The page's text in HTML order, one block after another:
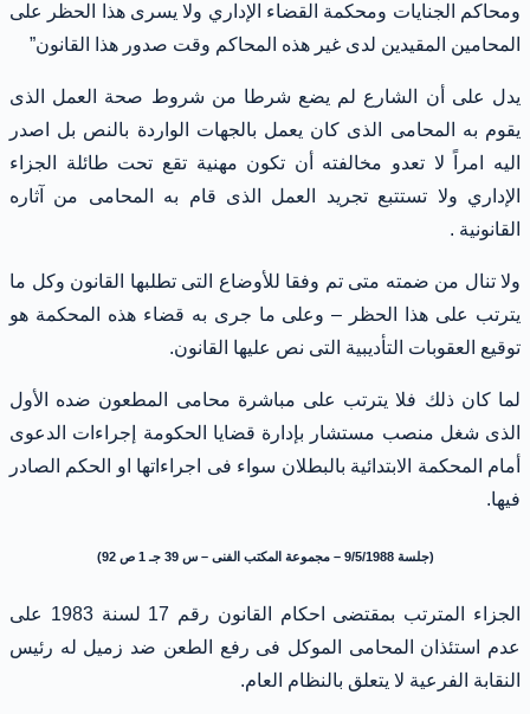
ومحاكم الجنايات ومحكمة القضاء الإداري ولا يسرى هذا الحظر على
المحامين المقيدين لدى غير هذه المحاكم وقت صدور هذا القانون”
يدل على أن الشارع لم يضع شرطا من شروط صحة العمل الذى
يقوم به المحامى الذى كان يعمل بالجهات الواردة بالنص بل اصدر
اليه امراً لا تعدو مخالفته أن تكون مهنية تقع تحت طائلة الجزاء
الإداري ولا تستتبع تجريد العمل الذى قام به المحامى من آثاره
القانونية .
ولا تنال من ضمته متى تم وفقا للأوضاع التى تطلبها القانون وكل ما
يترتب على هذا الحظر – وعلى ما جرى به قضاء هذه المحكمة هو
توقيع العقوبات التأديبية التى نص عليها القانون.
لما كان ذلك فلا يترتب على مباشرة محامى المطعون ضده الأول
الذى شغل منصب مستشار بإدارة قضايا الحكومة إجراءات الدعوى
أمام المحكمة الابتدائية بالبطلان سواء فى اجراءاتها او الحكم الصادر
فيها.
(جلسة 9/5/1988 – مجموعة المكتب الفنى – س 39 جـ 1 ص 92)
الجزاء المترتب بمقتضى احكام القانون رقم 17 لسنة 1983 على
عدم استئذان المحامى الموكل فى رفع الطعن ضد زميل له رئيس
النقابة الفرعية لا يتعلق بالنظام العام.